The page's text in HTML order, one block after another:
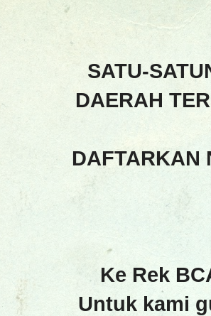
SATU-
DAERAH
DAFTARKAN
Ke Rek
Untuk kami